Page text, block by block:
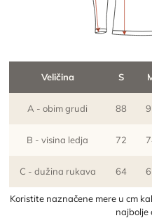
Veličina S
A - obim grudi 88
B - visina ledja 72
C - dužina rukava 64
Koristite naznačene mere u cm
najbolje